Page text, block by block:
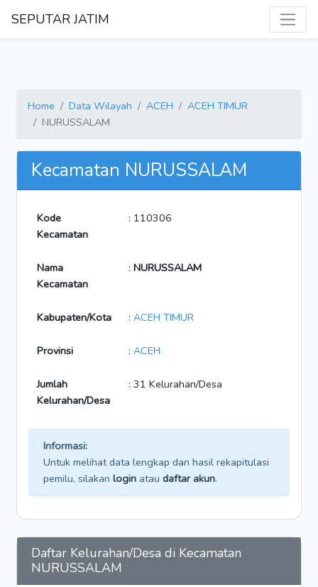
SEPUTAR JATIM
Home Data Wilayah ACEH
ACEH TIMUR
NURUSSALAM
Kecamatan NURUSSALAM
Kode
Kecamatan
: 110306
Nama
Kecamatan
: NURUSSALAM
Kabupaten/Kota : ACEH TIMUR
Provinsi : ACEH
Jumlah
Kelurahan/Desa
: 31 Kelurahan/Desa
Informasi:
Untuk melihat data lengkap dan hasil rekapitulasi
pemilu, silakan login atau daftar akun.
Daftar Kelurahan/Desa di Kecamatan
NURUSSALAM